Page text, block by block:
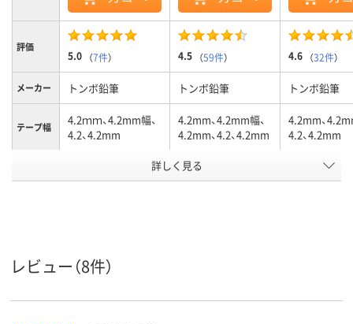
評価
5.0 （7件） 4.5 （59件） 4.6 （32件）
メーカー トンボ鉛筆 トンボ鉛筆 トンボ鉛筆
テープ幅
4.2ｍｍ、4.2mm幅、
4.2、4.2mm
4.2mm、4.2mm幅、
4.2mm、4.2、4.2mm
4.2mm、
4.2、4.2mm
プ
緑）、カートリッジ
カートリッジ カートリッジ
スコア
65 65 65
詳しく見る
レビュー（8件）